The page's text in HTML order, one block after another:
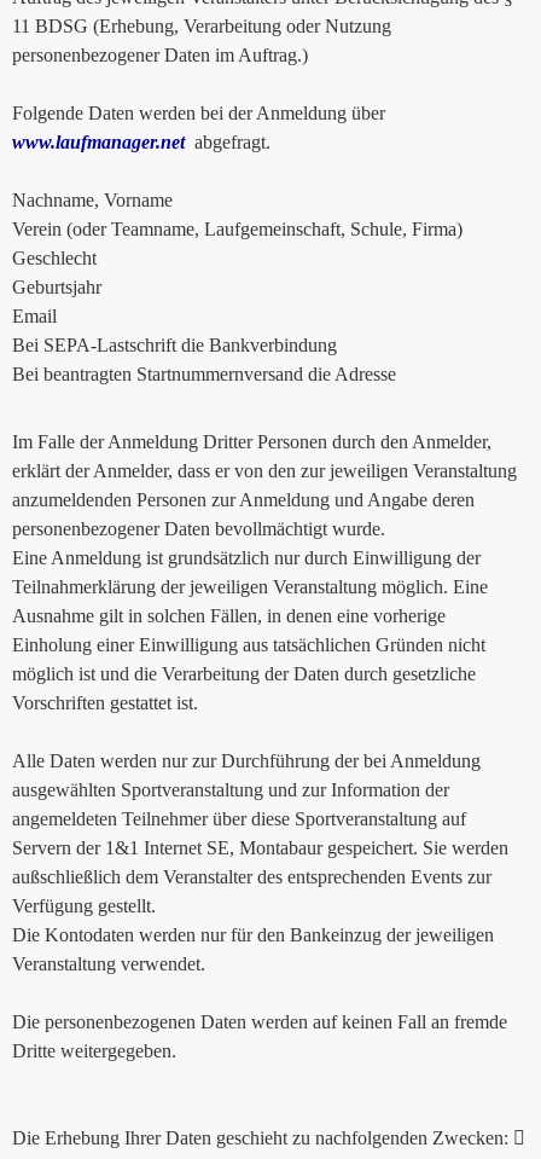
11 BDSG (Erhebung, Verarbeitung oder Nutzung
personenbezogener Daten im Auftrag.)
Folgende Daten werden bei der Anmeldung über
www.laufmanager.netabgefragt.
Nachname, Vorname
Verein (oder Teamname, Laufgemeinschaft, Schule, Firma)
Geschlecht
Geburtsjahr
Email
Bei SEPA-Lastschrift die Bankverbindung
Bei beantragten Startnummernversand die Adresse
Im Falle der Anmeldung Dritter Personen durch den Anmelder,
erklärt der Anmelder, dass er von den zur jeweiligen Veranstaltung
anzumeldenden Personen zur Anmeldung und Angabe deren
personenbezogener Daten bevollmächtigt wurde.
Eine Anmeldung ist grundsätzlich nur durch Einwilligung der
Teilnahmerklärung der jeweiligen Veranstaltung möglich. Eine
Ausnahme gilt in solchen Fällen, in denen eine vorherige
Einholung einer Einwilligung aus tatsächlichen Gründen nicht
möglich ist und die Verarbeitung der Daten durch gesetzliche
Vorschriften gestattet ist.
Alle Daten werden nur zur Durchführung der bei Anmeldung
ausgewählten Sportveranstaltung und zur Information der
angemeldeten Teilnehmer über diese Sportveranstaltung auf
Servern der 1&1 Internet SE, Montabaur gespeichert. Sie werden
außschließlich dem Veranstalter des entsprechenden Events zur
Verfügung gestellt.
Die Kontodaten werden nur für den Bankeinzug der jeweiligen
Veranstaltung verwendet.
Die personenbezogenen Daten werden auf keinen Fall an fremde
Dritte weitergegeben.
Die Erhebung Ihrer Daten geschieht zu nachfolgenden Zwecken: 